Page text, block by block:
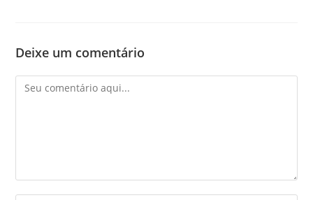
Deixe um comentário